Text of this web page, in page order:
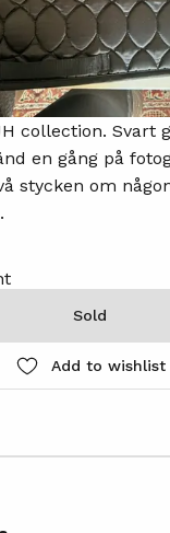
collection. Svart
en gång på
stycken om
Sold
Add to wishlist